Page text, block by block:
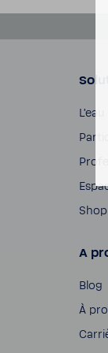
Shop
A
Blog
À